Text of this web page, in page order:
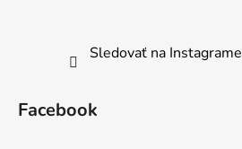
Sledovať na Instagrame
Facebook